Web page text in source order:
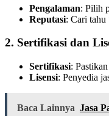
Pengalaman: Pilih
Reputasi: Cari tahu
2. Sertifikasi dan
Sertifikasi:
Lisensi: Penyedia
Baca Lainnya Jasa